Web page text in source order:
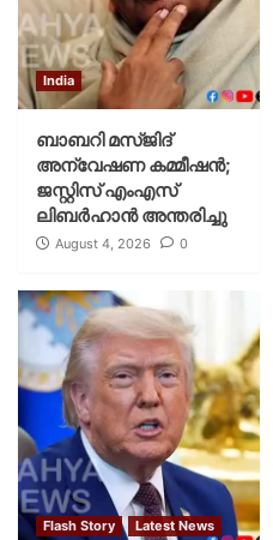
India
ബാബറി മസ്ജിദ്
അന്വേഷണ കമ്മീഷന്‍;
ജസ്റ്റിസ് എംഎസ്
ലിബര്‍ഹാന്‍ അന്തരിച്ചു
August 4, 2026 0
Flash Story Latest News